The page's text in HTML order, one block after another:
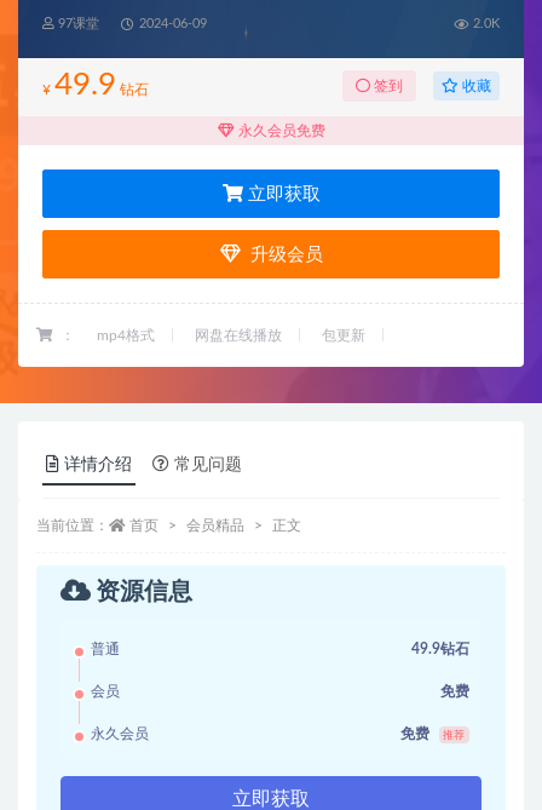
97课堂 2024-06-09 2.0K
¥ 49.9 钻石 签到 收藏
永久会员免费
立即获取
升级会员
： mp4格式 网盘在线播放 包更新
详情介绍 常见问题
当前位置： 首页 会员精品 正文
资源信息
普通 49.9钻石
会员 免费
永久会员 免费 推荐
立即获取